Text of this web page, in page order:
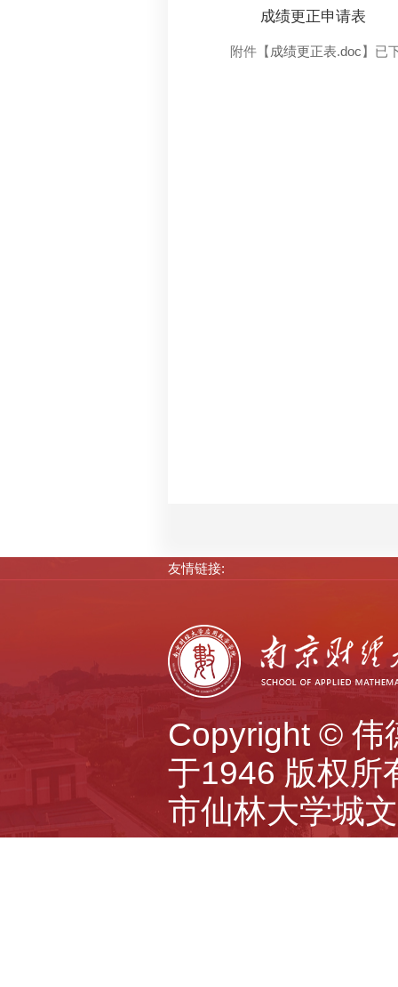
成绩更正申请表
附件【 成绩更正表.doc】已
友情链接:
Copyright © 伟
于1946 版权
市仙林大学城